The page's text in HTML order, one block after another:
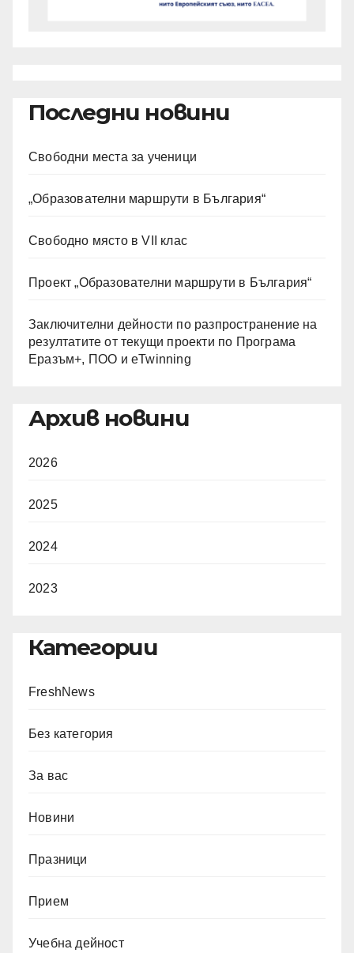
Последни новини
Свободни места за ученици
„Образователни маршрути в България“
Свободно място в VII клас
Проект „Образователни маршрути в България“
Заключителни дейности по разпространение на
резултатите от текущи проекти по Програма
Еразъм+, ПОО и eTwinning
Архив новини
2026
2025
2024
2023
Категории
FreshNews
Без категория
За вас
Новини
Празници
Прием
Учебна дейност